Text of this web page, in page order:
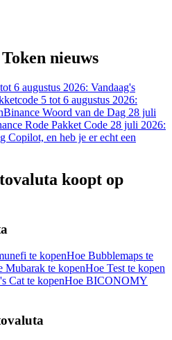
nieuws
6 augustus 2026: Vandaag's
5 tot 6 augustus 2026:
Binance Woord van de Dag 28 juli
Rode Pakket Code 28 juli 2026:
Copilot, en heb je er echt een
koopt op
te kopenHoe Bubblemaps te
Mubarak te kopenHoe Test te kopen
Cat te kopenHoe BICONOMY